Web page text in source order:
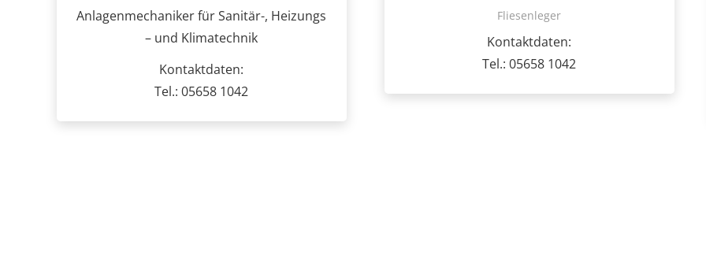
Anlagenmechaniker für Sanitär-, Heizungs
– und Klimatechnik
Kontaktdaten:
Tel.: 05658 1042
Fliesenleger
Kontaktdaten:
Tel.: 05658 1042